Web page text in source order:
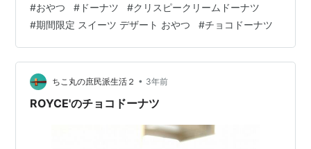
か画像がありません
nyankotanturezure.hatenablog.com ということで…食
べてみました まずはハート形の「チョコハート＆ストロ
ベリー」 カカオブレンドのチョコ生地にツヤツヤなスト
ロベリーナパージュを重ねて、チョコレートと甘酸っぱ
さが溶け合う、…
#おやつ # ドーナツ #クリスピークリームドーナツ
#期間限定 スイーツ デザート おやつ #チョコドーナツ
ちこ丸の庶民派生活２ • 3年前
ROYCE'のチョコドーナツ